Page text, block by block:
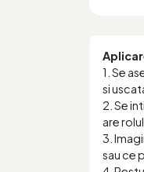
1. Se
si
2. Se
are
3.
sau ce